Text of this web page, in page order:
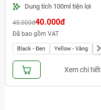
Dung tích 100ml tiện lợi
45.000đ40.000đ
Đã bao gồm VAT
Black - Đen Yellow - Vàng
Xem chi tiết